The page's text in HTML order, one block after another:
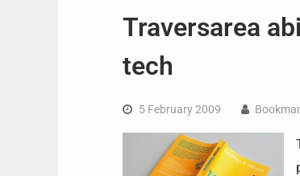
Traversarea
tech
5 February 2009